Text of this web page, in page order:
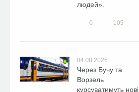
людей».
0 105
04.08.2026
Через Бучу та
Ворзель
курсуватимуть нові